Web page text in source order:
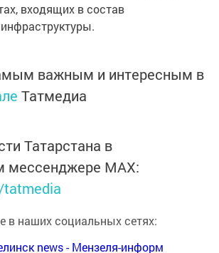
входящих в состав
важным и интересным в
Татмедиа
Татарстана в
мессенджере MАХ:
в наших социальных сетях:
news - Мензеля-информ